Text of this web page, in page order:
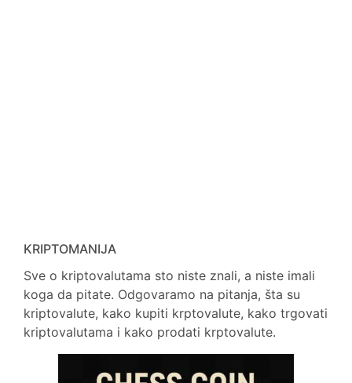
KRIPTOMANIJA
Sve o kriptovalutama sto niste znali, a niste imali
koga da pitate. Odgovaramo na pitanja, šta su
kriptovalute, kako kupiti krptovalute, kako trgovati
kriptovalutama i kako prodati krptovalute.